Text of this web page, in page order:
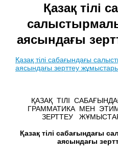
Қазақ тілі
аясындағы
Қазақ тілі сабағындағы
аясындағы зерттеу
ҚАЗАҚ ТІЛІ
ГРАММАТИКА МЕН
ЗЕРТТЕУ
Қазақ тілі сабағындағы
аясындағы